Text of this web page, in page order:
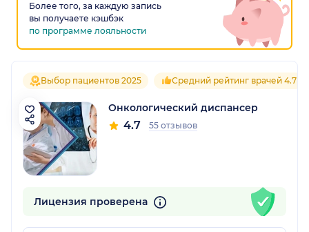
Более того, за каждую запись
вы получаете кэшбэк
по программе лояльности
Выбор пациентов 2025 Средний рейтинг врачей 4.7
Онкологический диспансер
4.7 55 отзывов
Лицензия проверена